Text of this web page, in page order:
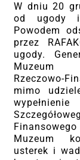
W dniu 20
od ugody i
Powodem
przez
ugody.
Muzeum
Rzeczowo-
mimo
Muzeum
usterek i